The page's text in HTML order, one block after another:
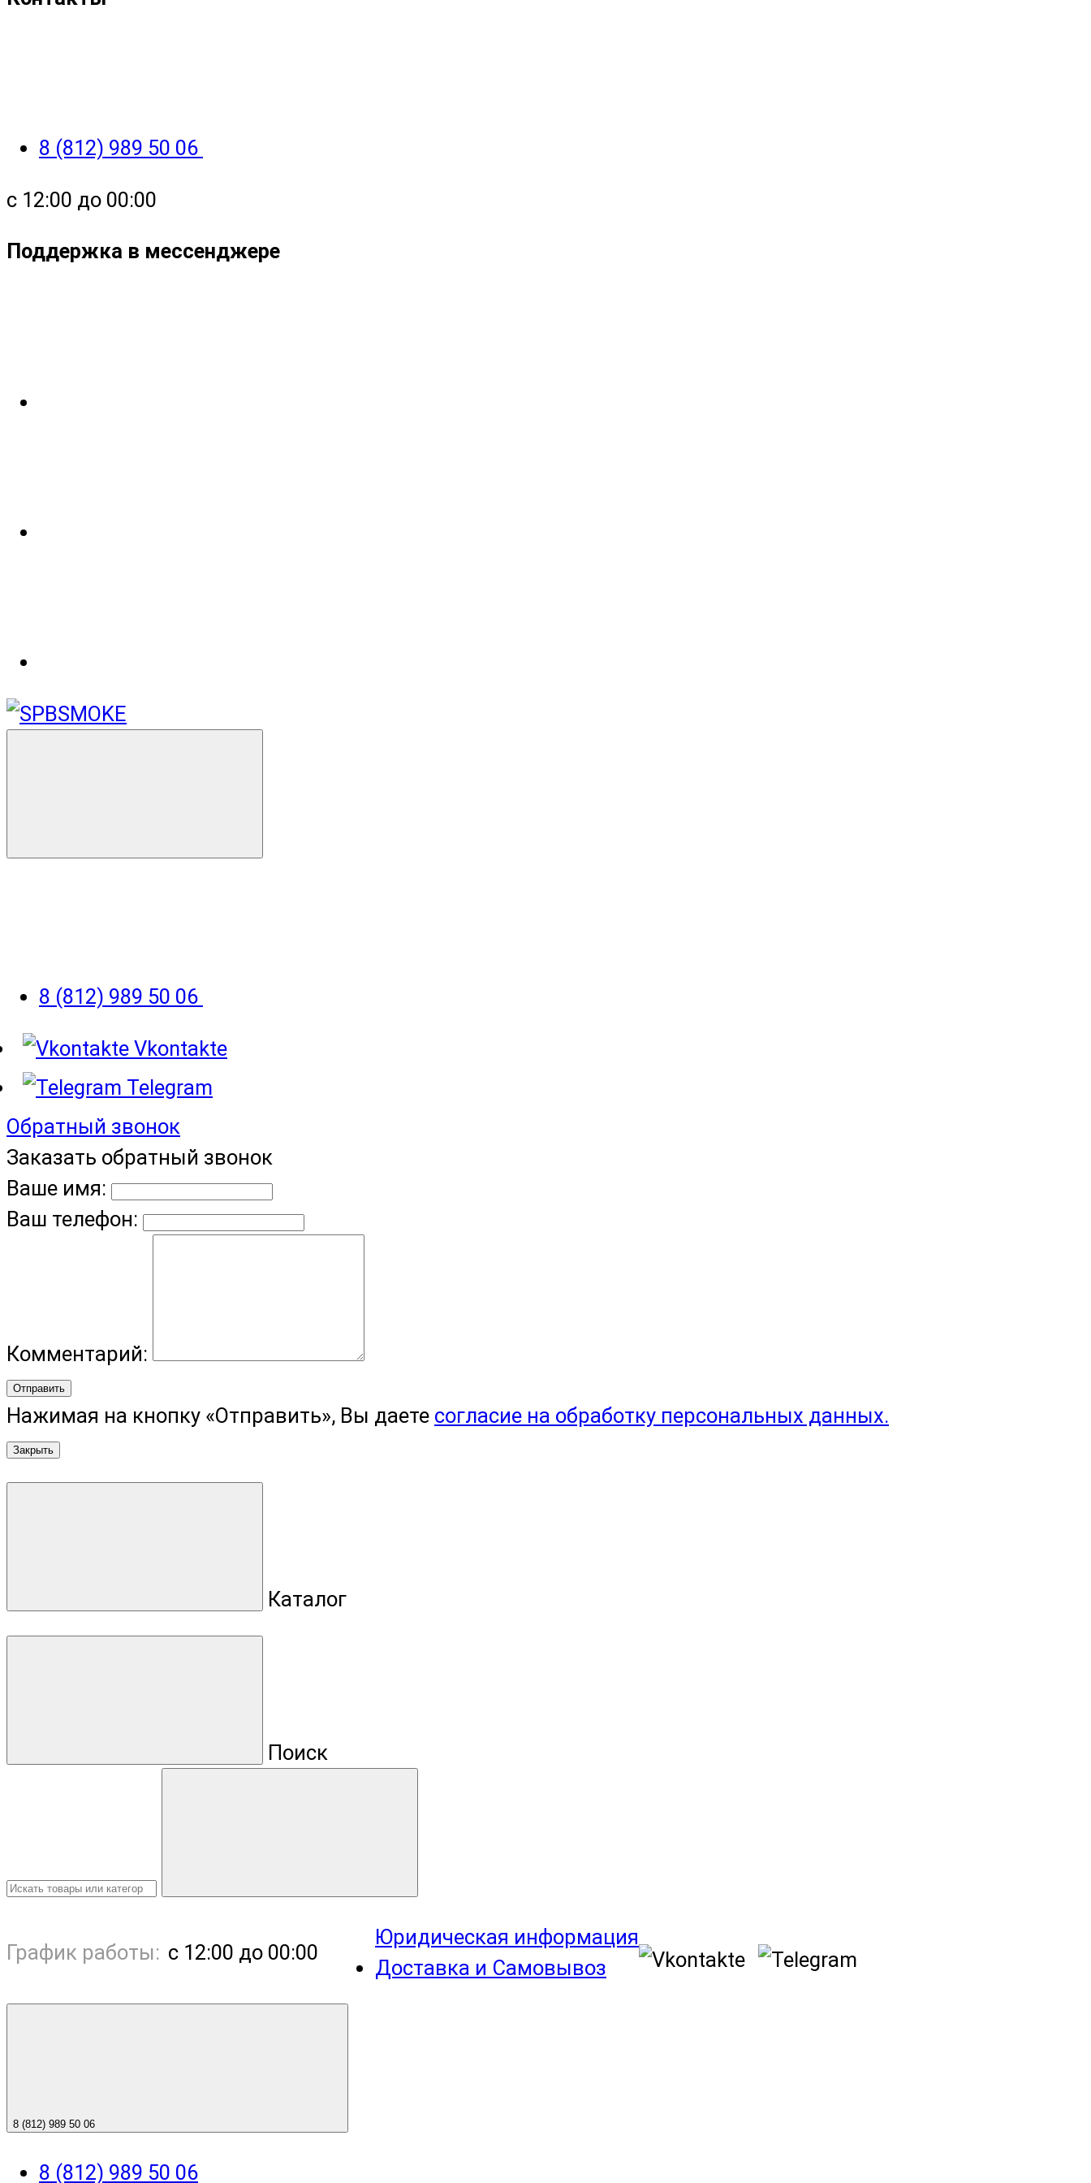
8 (812) 989 50 06
с 12:00 до 00:00
Поддержка в мессенджере
8 (812) 989 50 06
Vkontakte
Telegram
Обратный звонок
Заказать обратный звонок
Ваше имя:
Ваш телефон:
Комментарий:
Отправить
Нажимая на кнопку «Отправить», Вы даете согласие на обработку персональных данных.
Закрыть
Каталог
Поиск
График работы: с 12:00 до 00:00
Юридическая информация
Доставка и Самовывоз
8 (812) 989 50 06
8 (812) 989 50 06